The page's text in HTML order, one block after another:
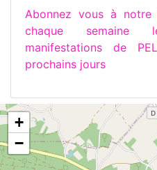
Abonnez vous à
chaque semaine
manifestations de
prochains jours
+
−